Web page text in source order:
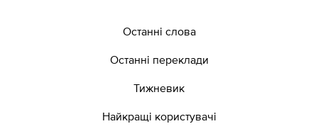
Останні слова
Останні переклади
Тижневик
Найкращі користувачі